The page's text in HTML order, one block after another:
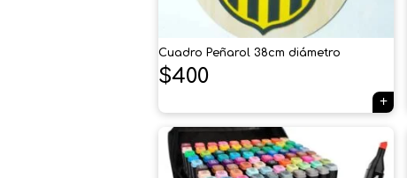
Cuadro Peñarol 38cm diámetro
$400